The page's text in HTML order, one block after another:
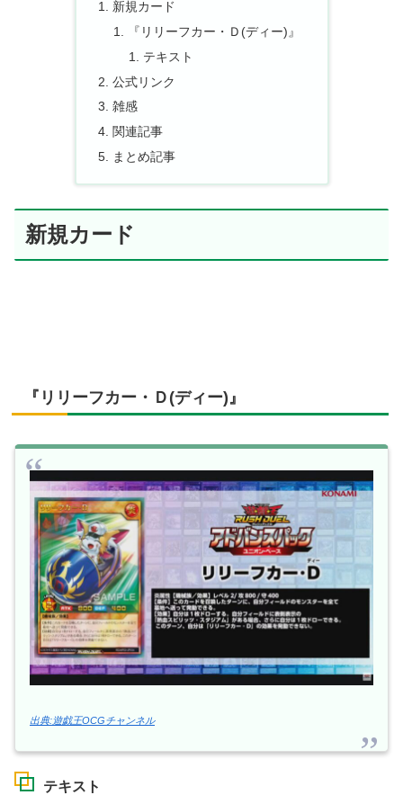
新規カード
『リリーフカー・Ｄ(ディー)』
テキスト
公式リンク
雑感
関連記事
まとめ記事
新規カード
『リリーフカー・Ｄ(ディー)』
出典:遊戯王OCGチャンネル
テキスト